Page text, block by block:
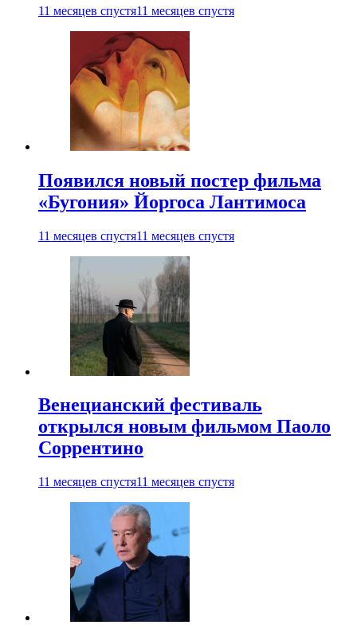
11 месяцев спустя11 месяцев спустя
Появился новый постер фильма
«Бугония» Йоргоса Лантимоса
11 месяцев спустя11 месяцев спустя
Венецианский фестиваль
открылся новым фильмом Паоло
Соррентино
11 месяцев спустя11 месяцев спустя